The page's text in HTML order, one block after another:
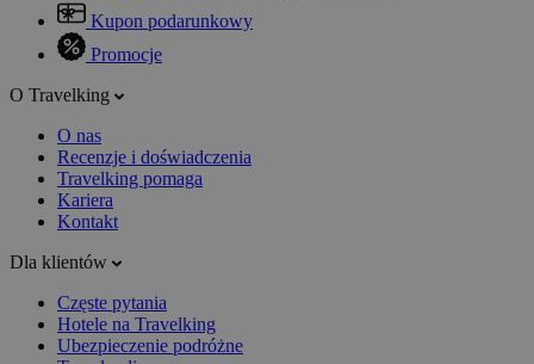
Kupon podarunkowy
Promocje
O Travelking
O nas
Recenzje i doświadczenia
Travelking pomaga
Kariera
Kontakt
Dla klientów
Częste pytania
Hotele na Travelking
Ubezpieczenie podróżne